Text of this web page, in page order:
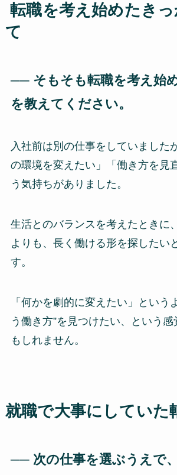
転職を考え始めたき
て
── そもそも転職を考え始
を教えてください。
入社前は別の仕事をしていました
の環境を変えたい」「働き方を見
う気持ちがありました。
生活とのバランスを考えたときに
よりも、長く働ける形を探したい
す。
「何かを劇的に変えたい」という
う働き方”を見つけたい、という
もしれません。
就職で大事にしていた
── 次の仕事を選ぶうえで